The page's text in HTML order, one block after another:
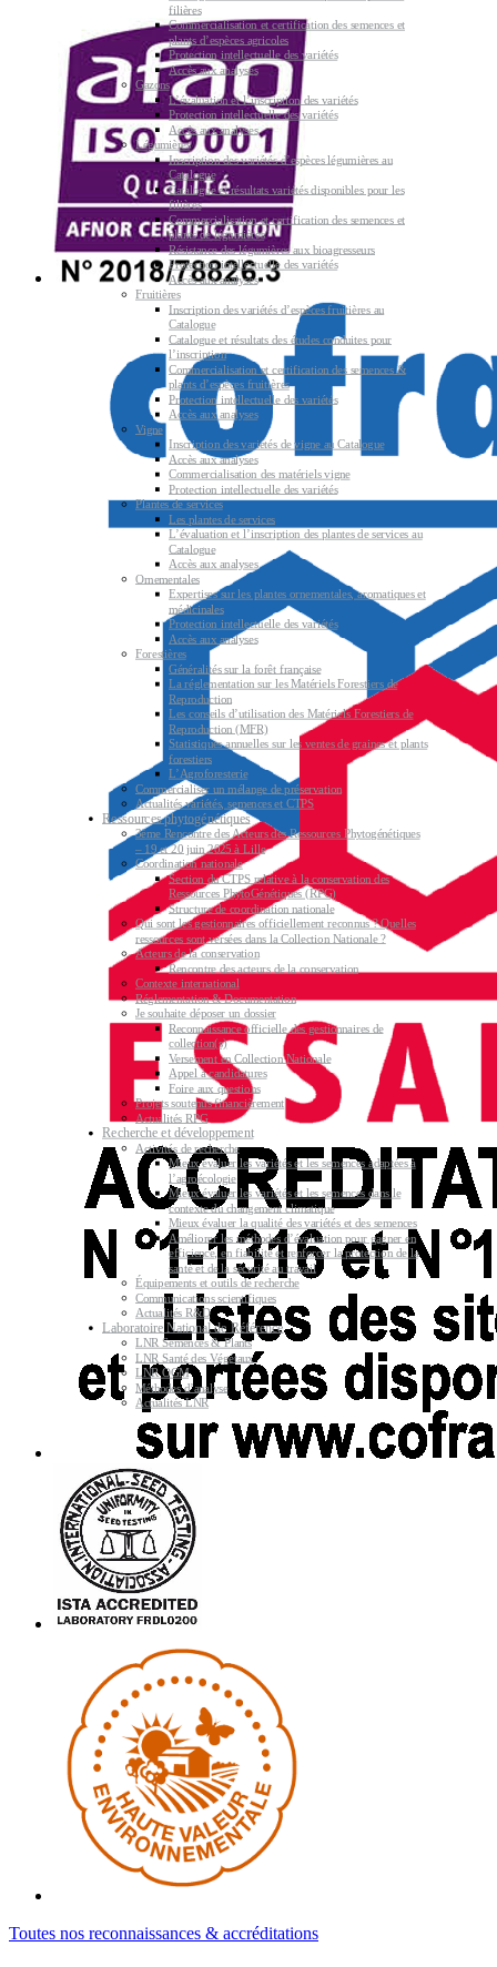
Toutes nos reconnaissances & accréditations
filières
Commercialisation et certification des semences et
plants d’espèces agricoles
Protection intellectuelle des variétés
Accès aux analyses
Gazons
L’évaluation et l’inscription des variétés
Protection intellectuelle des variétés
Accès aux analyses
Légumières
Inscription des variétés d’espèces légumières au
Catalogue
Catalogue et résultats variétés disponibles pour les
filières
Commercialisation et certification des semences et
plants de légumières
Résistance des légumières aux bioagresseurs
Protection intellectuelle des variétés
Accès aux analyses
Fruitières
Inscription des variétés d’espèces fruitières au
Catalogue
Catalogue et résultats des études conduites pour
l’inscription
Commercialisation et certification des semences &
plants d’espèces fruitières
Protection intellectuelle des variétés
Accès aux analyses
Vigne
Inscription des variétés de vigne au Catalogue
Accès aux analyses
Commercialisation des matériels vigne
Protection intellectuelle des variétés
Plantes de services
Les plantes de services
L’évaluation et l’inscription des plantes de services au
Catalogue
Accès aux analyses
Ornementales
Expertises sur les plantes ornementales, aromatiques et
médicinales
Protection intellectuelle des variétés
Accès aux analyses
Forestières
Généralités sur la forêt française
La réglementation sur les Matériels Forestiers de
Reproduction
Les conseils d’utilisation des Matériels Forestiers de
Reproduction (MFR)
Statistiques annuelles sur les ventes de graines et plants
forestiers
L’Agroforesterie
Commercialiser un mélange de préservation
Actualités variétés, semences et CTPS
Ressources phytogénétiques
3ème Rencontre des Acteurs des Ressources Phytogénétiques
– 19 et 20 juin 2025 à Lille
Coordination nationale
Section du CTPS relative à la conservation des
Ressources PhytoGénétiques (RPG)
Structure de coordination nationale
Qui sont les gestionnaires officiellement reconnus ? Quelles
ressources sont versées dans la Collection Nationale ?
Acteurs de la conservation
Rencontre des acteurs de la conservation
Contexte international
Réglementation & Documentation
Je souhaite déposer un dossier
Reconnaissance officielle des gestionnaires de
collection(s)
Versement en Collection Nationale
Appel à candidatures
Foire aux questions
Projets soutenus financièrement
Actualités RPG
Recherche et développement
Activités de recherche
Mieux évaluer les variétés et les semences adaptées à
l’agroécologie
Mieux évaluer les variétés et les semences dans le
contexte du changement climatique
Mieux évaluer la qualité des variétés et des semences
Améliorer les méthodes d’évaluation pour gagner en
efficience, en fiabilité et renforcer la protection de la
santé et de la sécurité au travail
Équipements et outils de recherche
Communications scientifiques
Actualités R&D
Laboratoire National de Référence
LNR Semences & Plants
LNR Santé des Végétaux
LNR OGM
Méthodes d’analyse
Actualités LNR